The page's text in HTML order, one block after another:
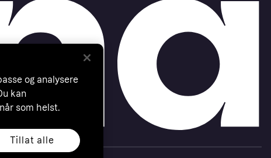
og analysere
kan
som helst.
Tillat alle